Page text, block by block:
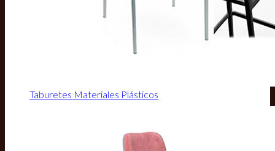
Taburetes Materiales Plásticos